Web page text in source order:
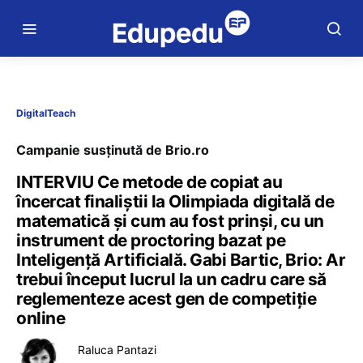
DigitalTeach
Campanie susținută de Brio.ro
INTERVIU Ce metode de copiat au
încercat finaliștii la Olimpiada digitală de
matematică și cum au fost prinși, cu un
instrument de proctoring bazat pe
Inteligență Artificială. Gabi Bartic, Brio: Ar
trebui început lucrul la un cadru care să
reglementeze acest gen de competiție
online
Raluca Pantazi